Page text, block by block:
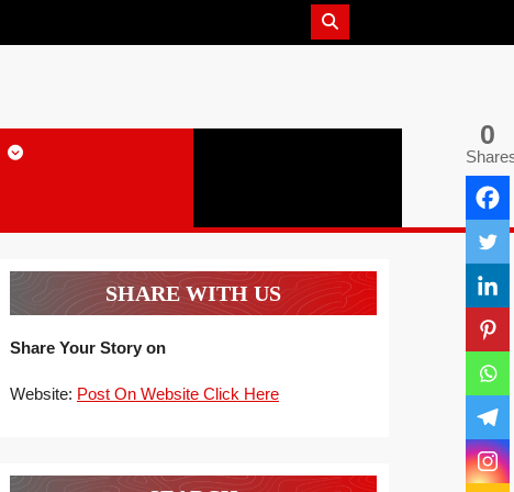
0
SHARE WITH US
Share Your Story on
Website: Post On Website Click Here